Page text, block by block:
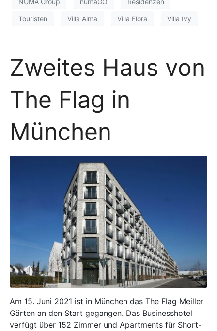
Touristen Villa Alma Villa Flora Villa Ivy
Zweites Haus von
The Flag in
München
Am 15. Juni 2021 ist in München das The Flag Meiller
Gärten an den Start gegangen. Das Businesshotel
verfügt über 152 Zimmer und Apartments für Short-